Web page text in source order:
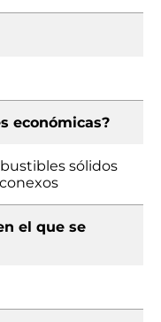
económicas?
sólidos
el que se